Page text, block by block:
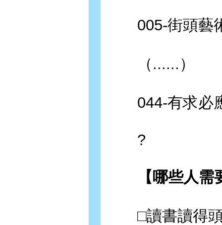
005-街頭藝
（......）
044-有求必
?
【哪些人需
□讀書讀得頭